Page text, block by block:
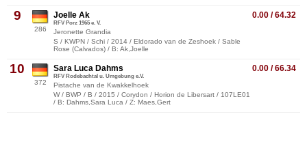
9
286
0.00 / 64.32
Joelle Ak
RFV Porz 1965 e. V.
Jeronette Grandia
S / KWPN / Schi / 2014 / Eldorado van de Zeshoek / Sable
Rose (Calvados) / B: Ak,Joelle
10
372
0.00 / 66.34
Sara Luca Dahms
RFV Rodebachtal u. Umgebung e.V.
Pistache van de Kwakkelhoek
W / BWP / B / 2015 / Corydon / Horion de Libersart / 107LE01
/ B: Dahms,Sara Luca / Z: Maes,Gert